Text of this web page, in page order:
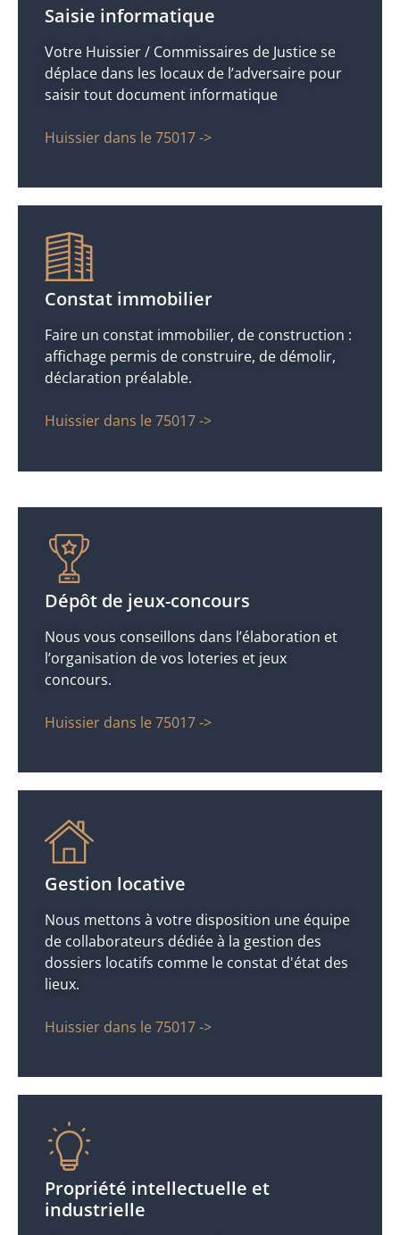
Saisie informatique
Votre Huissier / Commissaires de Justice se
déplace dans les locaux de l’adversaire pour
saisir tout document informatique
Huissier dans le 75017 ->
Constat immobilier
Faire un constat immobilier, de construction :
affichage permis de construire, de démolir,
déclaration préalable.
Huissier dans le 75017 ->
Dépôt de jeux-concours
Nous vous conseillons dans l’élaboration et
l’organisation de vos loteries et jeux
concours.
Huissier dans le 75017 ->
Gestion locative
Nous mettons à votre disposition une équipe
de collaborateurs dédiée à la gestion des
dossiers locatifs comme le constat d'état des
lieux.
Huissier dans le 75017 ->
Propriété intellectuelle et
industrielle